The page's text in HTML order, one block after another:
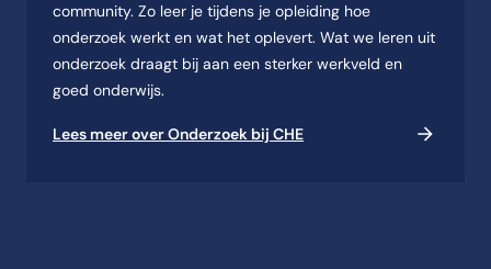
community. Zo leer je tijdens je opleiding hoe
onderzoek werkt en wat het oplevert. Wat we leren uit
onderzoek draagt bij aan een sterker werkveld en
goed onderwijs.
Lees meer over Onderzoek bij CHE